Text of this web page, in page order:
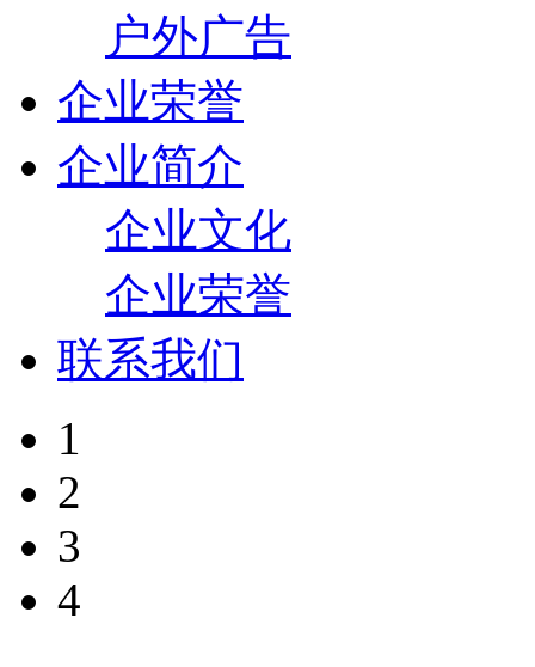
户外广告
企业荣誉
企业简介
企业文化
企业荣誉
联系我们
1
2
3
4